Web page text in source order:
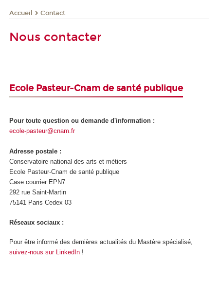
Accueil Contact
Nous contacter
Ecole Pasteur-Cnam de santé publique
Pour toute question ou demande d'information :
ecole-pasteur@cnam.fr
Adresse postale :
Conservatoire national des arts et métiers
Ecole Pasteur-Cnam de santé publique
Case courrier EPN7
292 rue Saint-Martin
75141 Paris Cedex 03
Réseaux sociaux :
Pour être informé des dernières actualités du Mastère spécialisé,
suivez-nous sur LinkedIn !